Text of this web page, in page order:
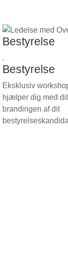
Bestyrelse
.
Bestyrelse
Eksklusiv
hjælper dig med
brandingen af dit